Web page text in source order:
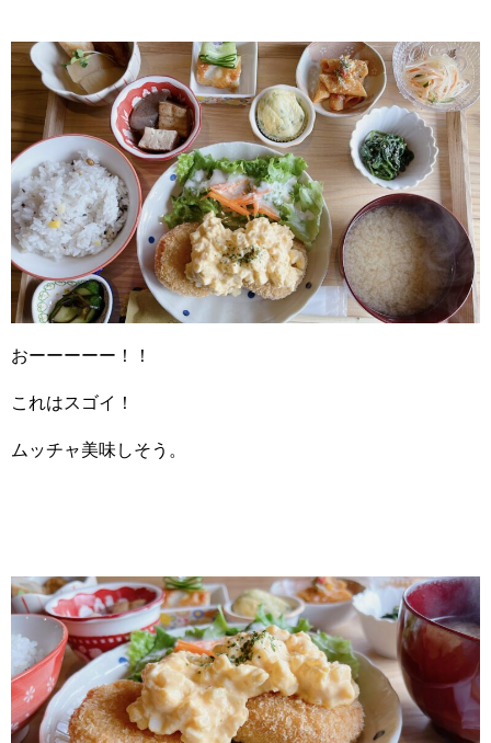
おーーーーー！！
これはスゴイ！
ムッチャ美味しそう。